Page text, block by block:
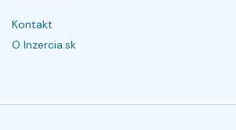
Kontakt
O Inzercia.sk